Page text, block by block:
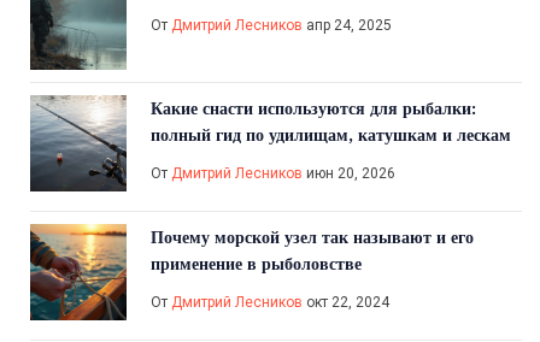
От Дмитрий Лесников апр 24, 2025
Какие снасти используются для рыбалки:
полный гид по удилищам, катушкам и лескам
От Дмитрий Лесников июн 20, 2026
Почему морской узел так называют и его
применение в рыболовстве
От Дмитрий Лесников окт 22, 2024